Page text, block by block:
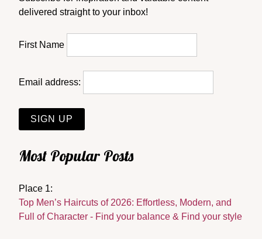
delivered straight to your inbox!
First Name
Email address:
Most Popular Posts
Place 1:
Top Men’s Haircuts of 2026: Effortless, Modern, and
Full of Character - Find your balance & Find your style